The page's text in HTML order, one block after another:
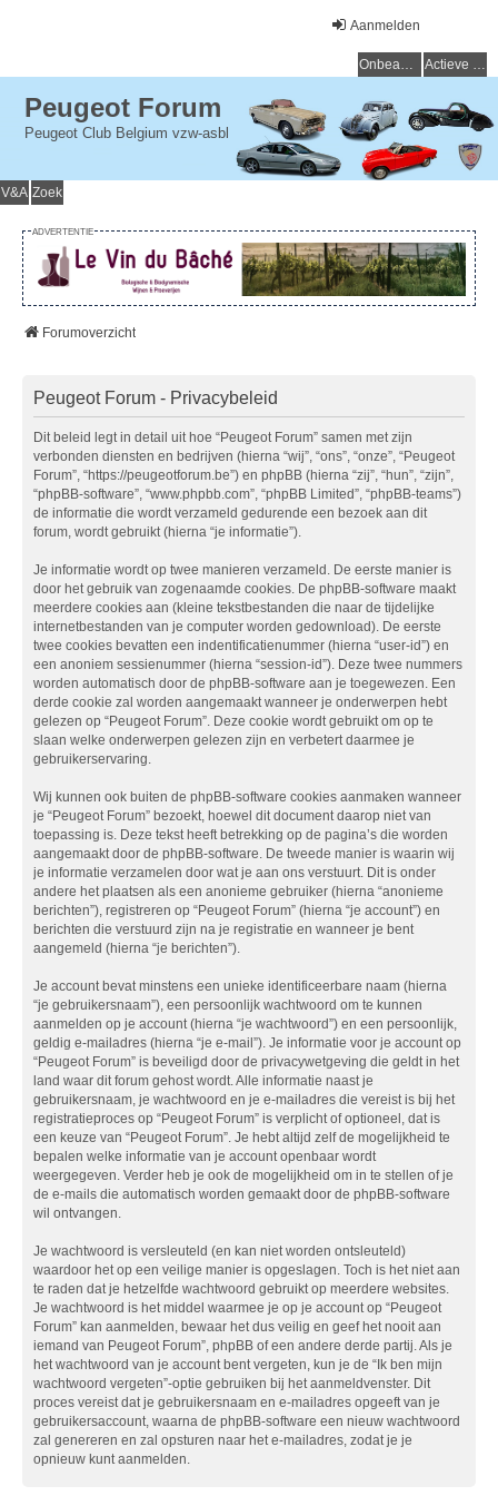
Aanmelden
Onbeantwoorde onderwerpen Actieve onderwerpen
Peugeot Forum
Peugeot Club Belgium vzw-asbl
V&A Zoek
ADVERTENTIE
Forumoverzicht
Peugeot Forum - Privacybeleid
Dit beleid legt in detail uit hoe “Peugeot Forum” samen met zijn
verbonden diensten en bedrijven (hierna “wij”, “ons”, “onze”, “Peugeot
Forum”, “https://peugeotforum.be”) en phpBB (hierna “zij”, “hun”, “zijn”,
“phpBB-software”, “www.phpbb.com”, “phpBB Limited”, “phpBB-teams”)
de informatie die wordt verzameld gedurende een bezoek aan dit
forum, wordt gebruikt (hierna “je informatie”).
Je informatie wordt op twee manieren verzameld. De eerste manier is
door het gebruik van zogenaamde cookies. De phpBB-software maakt
meerdere cookies aan (kleine tekstbestanden die naar de tijdelijke
internetbestanden van je computer worden gedownload). De eerste
twee cookies bevatten een indentificatienummer (hierna “user-id”) en
een anoniem sessienummer (hierna “session-id”). Deze twee nummers
worden automatisch door de phpBB-software aan je toegewezen. Een
derde cookie zal worden aangemaakt wanneer je onderwerpen hebt
gelezen op “Peugeot Forum”. Deze cookie wordt gebruikt om op te
slaan welke onderwerpen gelezen zijn en verbetert daarmee je
gebruikerservaring.
Wij kunnen ook buiten de phpBB-software cookies aanmaken wanneer
je “Peugeot Forum” bezoekt, hoewel dit document daarop niet van
toepassing is. Deze tekst heeft betrekking op de pagina’s die worden
aangemaakt door de phpBB-software. De tweede manier is waarin wij
je informatie verzamelen door wat je aan ons verstuurt. Dit is onder
andere het plaatsen als een anonieme gebruiker (hierna “anonieme
berichten”), registreren op “Peugeot Forum” (hierna “je account”) en
berichten die verstuurd zijn na je registratie en wanneer je bent
aangemeld (hierna “je berichten”).
Je account bevat minstens een unieke identificeerbare naam (hierna
“je gebruikersnaam”), een persoonlijk wachtwoord om te kunnen
aanmelden op je account (hierna “je wachtwoord”) en een persoonlijk,
geldig e-mailadres (hierna “je e-mail”). Je informatie voor je account op
“Peugeot Forum” is beveiligd door de privacywetgeving die geldt in het
land waar dit forum gehost wordt. Alle informatie naast je
gebruikersnaam, je wachtwoord en je e-mailadres die vereist is bij het
registratieproces op “Peugeot Forum” is verplicht of optioneel, dat is
een keuze van “Peugeot Forum”. Je hebt altijd zelf de mogelijkheid te
bepalen welke informatie van je account openbaar wordt
weergegeven. Verder heb je ook de mogelijkheid om in te stellen of je
de e-mails die automatisch worden gemaakt door de phpBB-software
wil ontvangen.
Je wachtwoord is versleuteld (en kan niet worden ontsleuteld)
waardoor het op een veilige manier is opgeslagen. Toch is het niet aan
te raden dat je hetzelfde wachtwoord gebruikt op meerdere websites.
Je wachtwoord is het middel waarmee je op je account op “Peugeot
Forum” kan aanmelden, bewaar het dus veilig en geef het nooit aan
iemand van Peugeot Forum”, phpBB of een andere derde partij. Als je
het wachtwoord van je account bent vergeten, kun je de “Ik ben mijn
wachtwoord vergeten”-optie gebruiken bij het aanmeldvenster. Dit
proces vereist dat je gebruikersnaam en e-mailadres opgeeft van je
gebruikersaccount, waarna de phpBB-software een nieuw wachtwoord
zal genereren en zal opsturen naar het e-mailadres, zodat je je
opnieuw kunt aanmelden.